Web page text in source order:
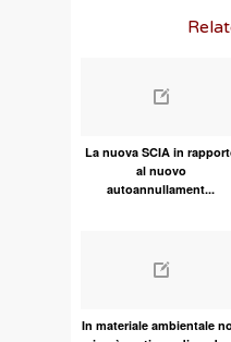
La nuova SCIA in
al nuovo
autoannullament...
In materiale ambientale